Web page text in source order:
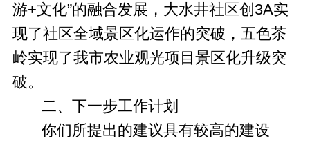
游+文化”的融合发展，大水井社区创3A实
现了社区全域景区化运作的突破，五色茶
岭实现了我市农业观光项目景区化升级突
破。
二、下一步工作计划
你们所提出的建议具有较高的建设